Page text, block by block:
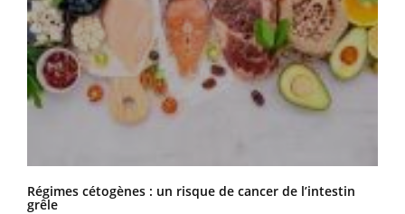
Régimes cétogènes : un risque de cancer de l’intestin
grêle